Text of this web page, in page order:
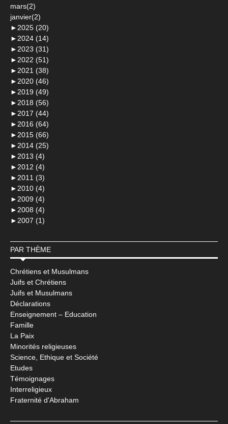
mars(2)
janvier(2)
► 2025 (20)
► 2024 (14)
► 2023 (31)
► 2022 (51)
► 2021 (38)
► 2020 (46)
► 2019 (49)
► 2018 (56)
► 2017 (44)
► 2016 (64)
► 2015 (66)
► 2014 (25)
► 2013 (4)
► 2012 (4)
► 2011 (3)
► 2010 (4)
► 2009 (4)
► 2008 (4)
► 2007 (1)
PAR THÈME
Chrétiens et Musulmans
Juifs et Chrétiens
Juifs et Musulmans
Déclarations
Enseignement – Education
Famille
La Paix
Minorités religieuses
Science, Ethique et Société
Etudes
Témoignages
Interreligieux
Fraternité d'Abraham